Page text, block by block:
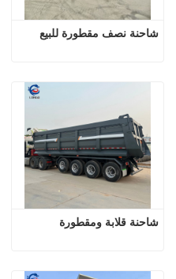
شاحنة نصف مقطورة للبيع
شاحنة قلابة ومقطورة